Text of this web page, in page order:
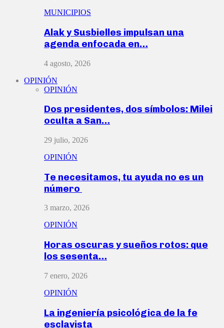
MUNICIPIOS
Alak y Susbielles impulsan una
agenda enfocada en…
4 agosto, 2026
OPINIÓN
OPINIÓN
Dos presidentes, dos símbolos: Milei
oculta a San…
29 julio, 2026
OPINIÓN
Te necesitamos, tu ayuda no es un
número
3 marzo, 2026
OPINIÓN
Horas oscuras y sueños rotos: que
los sesenta…
7 enero, 2026
OPINIÓN
La ingeniería psicológica de la fe
esclavista